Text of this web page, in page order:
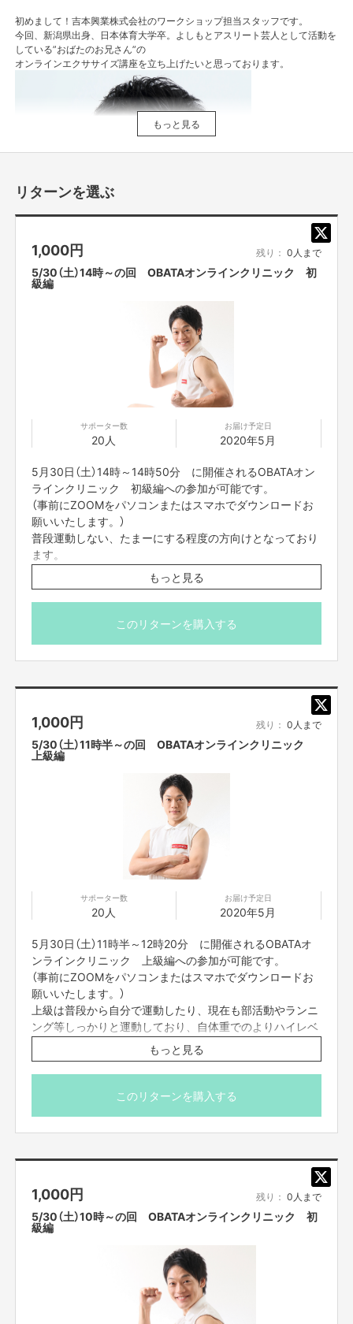
初めまして！吉本興業株式会社のワークショップ担当スタッフです。
今回、新潟県出身、日本体育大学卒。よしもとアスリート芸人として活動を
している”おばたのお兄さん”の
オンラインエクササイズ講座を立ち上げたいと思っております。
コロナウィルスの影響化、ご自宅で過ごされる方が多くなっていると思いま
すが、そのような方のために、みんなで楽しくエクササイズできる企画を立
ち上げました。
初級編と上級編の2種類をご用意しております。
初級は普段運動しない、たまーにする程度の方向け。
上級は普段から自分で運動したり、現在も部活動やランニング等しっかりと
運動しており、自体重でのよりハイレベルなトレーニングをしたい人向け。
家でも出来るトレーニングを直々にレクチャーし、参加者の皆様と一緒に楽
しくエクササイズをします！
また、OBATAクリニックが大好評につき、新たなクリニック企画「オバタイ
・日本体育大学卒 アスリート芸人
・キッズコーディネーショントレーナー
・スポーツフードスペシャリスト
・スキー検定1級
の資格を有するおばたのお兄さんが、
で心のエクササイズをお手伝いします。
エクササイズメニューは下記からの選択制になります。
あなたがやってほしいものまねを組み合わせてものまねショーをし
・パーソナルメンタルトレーニング
実体験やメンタルトレーナーの資格を活かしおばた流の楽しいメン
レーニングをします。）
・お歌のお兄さん（歌うま番組等出演多数のお兄さんが、即興ソングを歌い
ます。もちろん一緒に歌いましょう！）
・おばたのお兄さんに相談したい。
（取り扱い説明書の通り、様々な体験をしてきました！そんな、 おばたのお
兄さんがあなたの悩みの相談に応えます。）
おばたのお兄さんと一緒に楽しく、この困難な状況を一緒に乗り越えていき
ましょう！
【ご支援にあたってのご注意事項】
■オンライン会議ツールでつながさせていただきます。直接お会いすること
はできませんので、ご了承ください。
■コミュニケーションには「Zoom」を使用させていただきます。Zoomを使
■配信のURLは、入金されて以降、配信前々日の間までにはお送りをさせて
■参加方法は支援者の方に個別にお送りいたします。
■コンプライアンスの観点から、録画させて頂いております。他の目的での
使用は一切致しません。あらかじめご了承ください。■参加者の録画は禁止
とさせて頂きますOR録画していただいても構いません。
■不適切と考えられる言動があった場合、強制的に退出をお願いする場合が
もっと見る
リターンを選ぶ
1,000円 残り： 0人まで
5/30（土）14時～の回 OBATAオンラインクリニック 初
級編
サポーター数
20人
お届け予定日
2020年5月
5月30日（土）14時～14時50分 に開催されるOBATAオン
ラインクリニック 初級編への参加が可能です。
（事前にZOOMをパソコンまたはスマホでダウンロードお
願いいたします。）
普段運動しない、たまーにする程度の方向けとなっており
ます。
当日は、動きやすい格好且つ、畳1畳分のスペースのある
ところでご参加ください。
カメラをオフにして参加でも問題ありませんが、カメラを
＊また、配信のURLは、入金されて以降、配信前々日の間
までにはお送りをさせて頂きます。よろしくお願いいたし
ます。
プロジェクト本文の末尾に記載されている【ご支援にあ
たってのご注意事項】を必ずご一読ください。
もっと見る
このリターンを購入する
1,000円 残り： 0人まで
5/30（土）11時半～の回 OBATAオンラインクリニック
上級編
サポーター数
20人
お届け予定日
2020年5月
5月30日（土）11時半～12時20分 に開催されるOBATAオ
ンラインクリニック 上級編への参加が可能です。
（事前にZOOMをパソコンまたはスマホでダウンロードお
願いいたします。）
上級は普段から自分で運動したり、現在も部活動やランニ
ング等しっかりと運動しており、自体重でのよりハイレベ
ルなトレーニングをしたい人向けになっています。
当日は、動きやすい格好且つ、畳1畳分のスペースのある
ところで、ご参加ください。
＊また、配信のURLは、入金されて以降、配信前々日の間
までにはお送りをさせて頂きます。よろしくお願いいたし
ます。
プロジェクト本文の末尾に記載されている【ご支援にあ
もっと見る
このリターンを購入する
1,000円 残り： 0人まで
5/30（土）10時～の回 OBATAオンラインクリニック 初
級編